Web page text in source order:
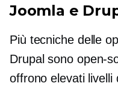
Joomla e
Più tecniche delle
Drupal sono open-
offrono elevati livelli